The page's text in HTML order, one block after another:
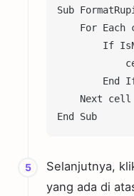
Sub
For Each
If
End
    Next cell
End Sub
Selanjutnya,
yang ada di